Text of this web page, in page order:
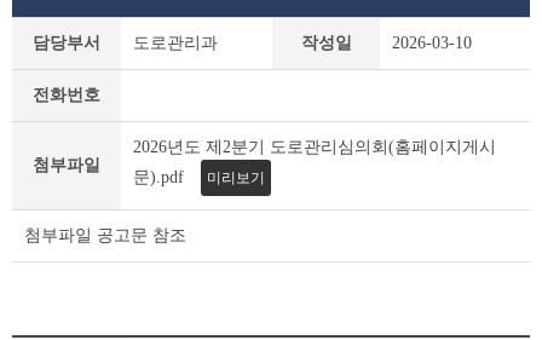
상
테
이
담당부서 도로관리과 작성일 2026-03-10
전화번호
첨부파일
2026년도 제2분기 도로관리심의회(홈페이지게시
문).pdf
미리보기
첨부파일 공고문 참조